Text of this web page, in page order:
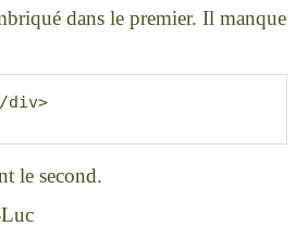
dans le premier. Il manque
div>
le second.
Luc